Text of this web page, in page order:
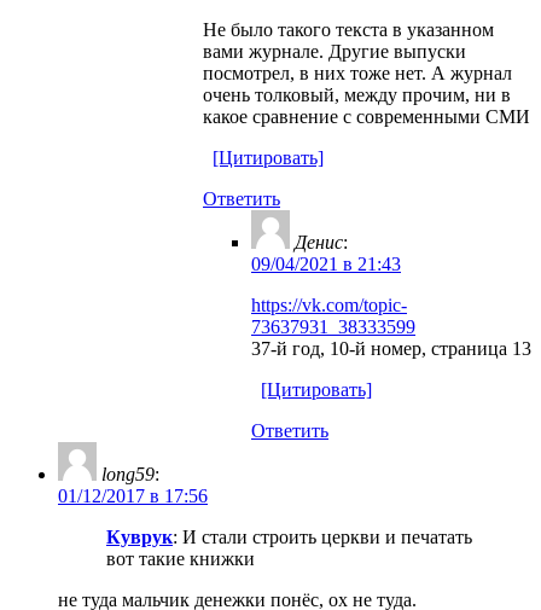
Не было такого текста в указанном
вами журнале. Другие выпуски
посмотрел, в них тоже нет. А журнал
очень толковый, между прочим, ни в
какое сравнение с современными СМИ
[Цитировать]
Ответить
Денис:
09/04/2021 в 21:43
https://vk.com/topic-
73637931_38333599
37-й год, 10-й номер, страница 13
[Цитировать]
Ответить
long59:
01/12/2017 в 17:56
Куврук: И стали строить церкви и печатать
вот такие книжки
не туда мальчик денежки понёс, ох не туда.